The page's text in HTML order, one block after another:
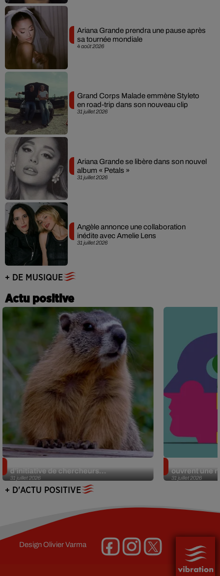
4 août 2026
Ariana Grande prendra une pause après
sa tournée mondiale
31 juillet 2026
Grand Corps Malade emmène Styleto
en road-trip dans son nouveau clip
31 juillet 2026
Ariana Grande se libère dans son nouvel
album « Petals »
31 juillet 2026
Angèle annonce une collaboration
inédite avec Amelie Lens
+ DE MUSIQUE
Actu positive
31 juillet 2026
d’initiative de chercheurs...
31 juillet 2026
ouvrent une
+ D'ACTU POSITIVE
DesignOlivier Varma